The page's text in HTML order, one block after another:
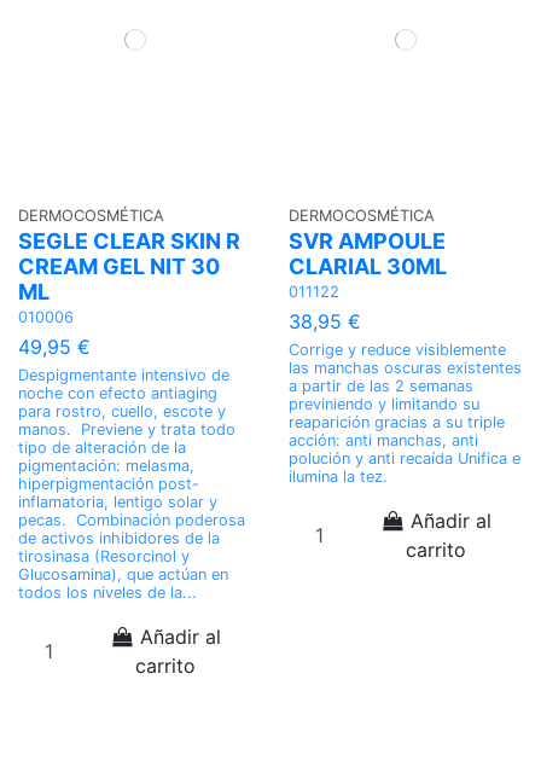
DERMOCOSMÉTICA
SEGLE CLEAR SKIN R
CREAM GEL NIT 30
ML
010006
49,95 €
Despigmentante intensivo de
noche con efecto antiaging
para rostro, cuello, escote y
manos. Previene y trata todo
tipo de alteración de la
pigmentación: melasma,
hiperpigmentación post-
inflamatoria, lentigo solar y
pecas. Combinación poderosa
de activos inhibidores de la
tirosinasa (Resorcinol y
Glucosamina), que actúan en
todos los niveles de la...
Añadir al
carrito
DERMOCOSMÉTICA
SVR AMPOULE
CLARIAL 30ML
011122
38,95 €
Corrige y reduce visiblemente
las manchas oscuras existentes
a partir de las 2 semanas
previniendo y limitando su
reaparición gracias a su triple
acción: anti manchas, anti
polución y anti recaída Unifica e
ilumina la tez.
Añadir al
carrito